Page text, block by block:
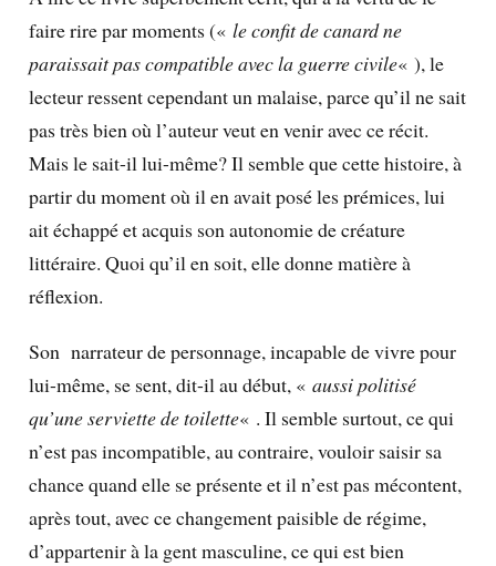
faire rire par moments (« le confit de canard ne
paraissait pas compatible avec la guerre civile« ), le
lecteur ressent cependant un malaise, parce qu’il ne sait
pas très bien où l’auteur veut en venir avec ce récit.
Mais le sait-il lui-même? Il semble que cette histoire, à
partir du moment où il en avait posé les prémices, lui
ait échappé et acquis son autonomie de créature
littéraire. Quoi qu’il en soit, elle donne matière à
réflexion.
Son narrateur de personnage, incapable de vivre pour
lui-même, se sent, dit-il au début, « aussi politisé
qu’une serviette de toilette« . Il semble surtout, ce qui
n’est pas incompatible, au contraire, vouloir saisir sa
chance quand elle se présente et il n’est pas mécontent,
après tout, avec ce changement paisible de régime,
d’appartenir à la gent masculine, ce qui est bien